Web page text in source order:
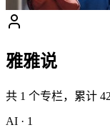
雅雅说
共 1 个专栏，累计 42
AI · 1